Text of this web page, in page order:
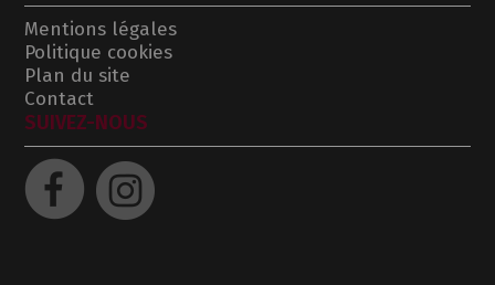
Mentions légales
Politique cookies
Plan du site
Contact
SUIVEZ-NOUS